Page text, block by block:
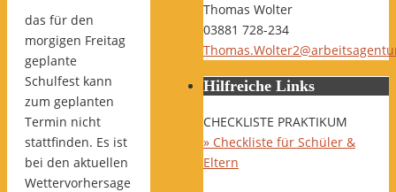
das für den
morgigen Freitag
geplante
Schulfest kann
zum geplanten
Termin nicht
stattfinden. Es ist
bei den aktuellen
Wettervorhersage
Thomas Wolter
03881 728-234
Hilfreiche Links
CHECKLISTE PRAKTIKUM
» Checkliste für Schüler &
Eltern